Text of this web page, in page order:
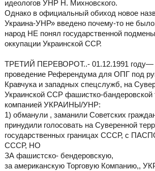
идеологов УНР Н. Михновского.
Однако в официальный обиход новое
Украина-УНР» введено почему-то не
народ НЕ понял государственной
оккупации Украинской ССР.
ТРЕТИЙ ПЕРЕВОРОТ..- 01.12.1991 году—
проведение Референдума для ОПГ под
Кравчука и западных спецслужб, на
Украинской ССР фашистко-бандеровской
компанией УКРАИНЫ/УНР:
1) обманули , заманили Советских
принудили голосовать на Суверенной
государственных границах СССР, с
СССР, НО
ЗА фашистско- бендеровскую,
за американскую Торговую Компанию,,